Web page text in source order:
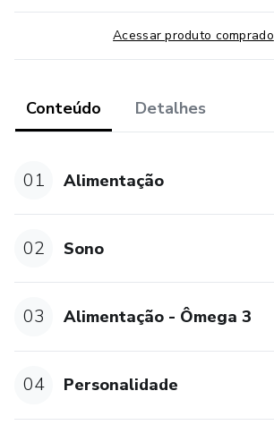
Acessar produto comprado
Conteúdo Detalhes
01 Alimentação
02 Sono
03 Alimentação - Ômega 3
04 Personalidade